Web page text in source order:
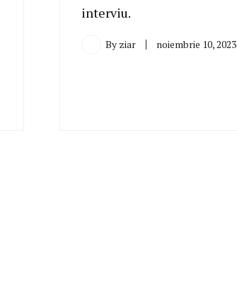
interviu.
By ziar noiembrie 10, 2023